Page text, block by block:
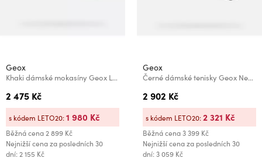
Geox
Khaki dámské mokasíny Geox Lampedusa
2 475 Kč
Běžná cena2 899 Kč
Nejnižší cena za posledních 30
dní: 2 155 Kč
s kódem LETO20:1 980 Kč
Geox
Černé dámské tenisky Geox Nebula 2.0 C
2 902 Kč
Běžná cena3 399 Kč
Nejnižší cena za posledních 30
dní: 3 059 Kč
s kódem LETO20:2 321 Kč